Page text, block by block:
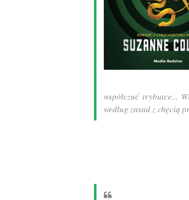
współczuć trybutce...
według zasad z chęcią